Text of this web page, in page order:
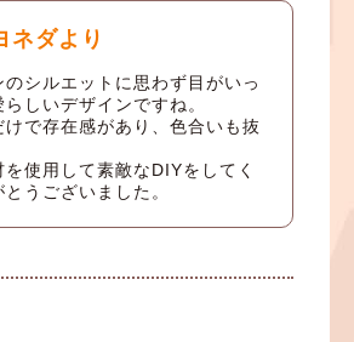
ネダより
のシルエットに思わず目がいっ
しいデザインですね。
で存在感があり、色合いも抜
使用して素敵なDIYをしてく
うございました。